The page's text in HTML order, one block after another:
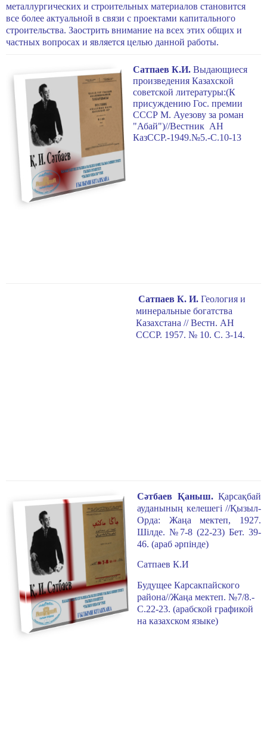
металлургических и строительных материалов становится
все более актуальной в связи с проектами капитального
строительства. Заострить внимание на всех этих общих и
частных вопросах и является целью данной работы.
Сатпаев К.И. Выдающиеся
произведения Казахской
советской литературы:(К
присуждению Гос. премии
СССР М. Ауезову за роман
"Абай")//Вестник АН
КазССР.-1949.№5.-С.10-13
Сатпаев К. И. Геология и
минеральные богатства
Казахстана // Вестн. АН
СССР. 1957. № 10. С. 3-14.
Сәтбаев Қаныш.Қарсақбай
ауданының келешегі //Қызыл-
Орда: Жаңа мектеп, 1927.
Шілде. №7-8 (22-23) Бет. 39-
46. (араб әрпінде)
Сатпаев К.И
Будущее Карсакпайского
района//Жаңа мектеп. №7/8.-
С.22-23. (арабской графикой
на казахском языке)